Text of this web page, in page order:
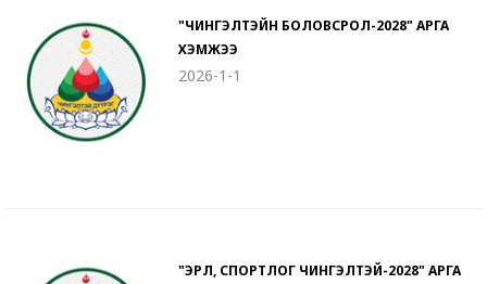
"ЧИНГЭЛТЭЙН БОЛОВСРОЛ-2028" АРГА
ХЭМЖЭЭ
2026-1-1
"ЭРҮҮЛ, СПОРТЛОГ ЧИНГЭЛТЭЙ-2028" АРГА